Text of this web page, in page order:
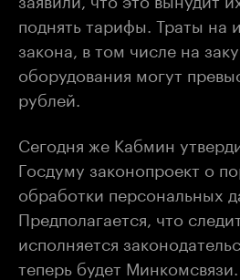
поднять тарифы. Траты на
закона, в том числе на
оборудования могут
рублей.
Сегодня же Кабмин
Госдуму законопроект о
обработки персональных
Предполагается, что
исполняется
теперь будет Минкомсвязи.